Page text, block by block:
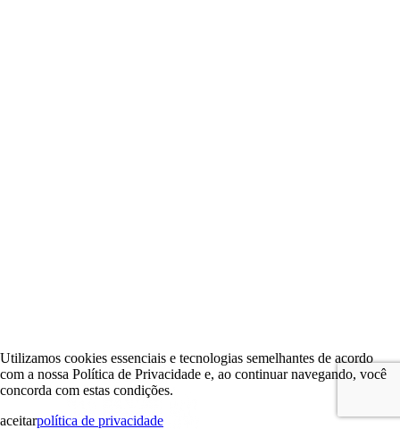
Utilizamos cookies essenciais e tecnologias semelhantes de acordo
com a nossa Política de Privacidade e, ao continuar navegando, você
concorda com estas condições.
aceitarpolítica de privacidade